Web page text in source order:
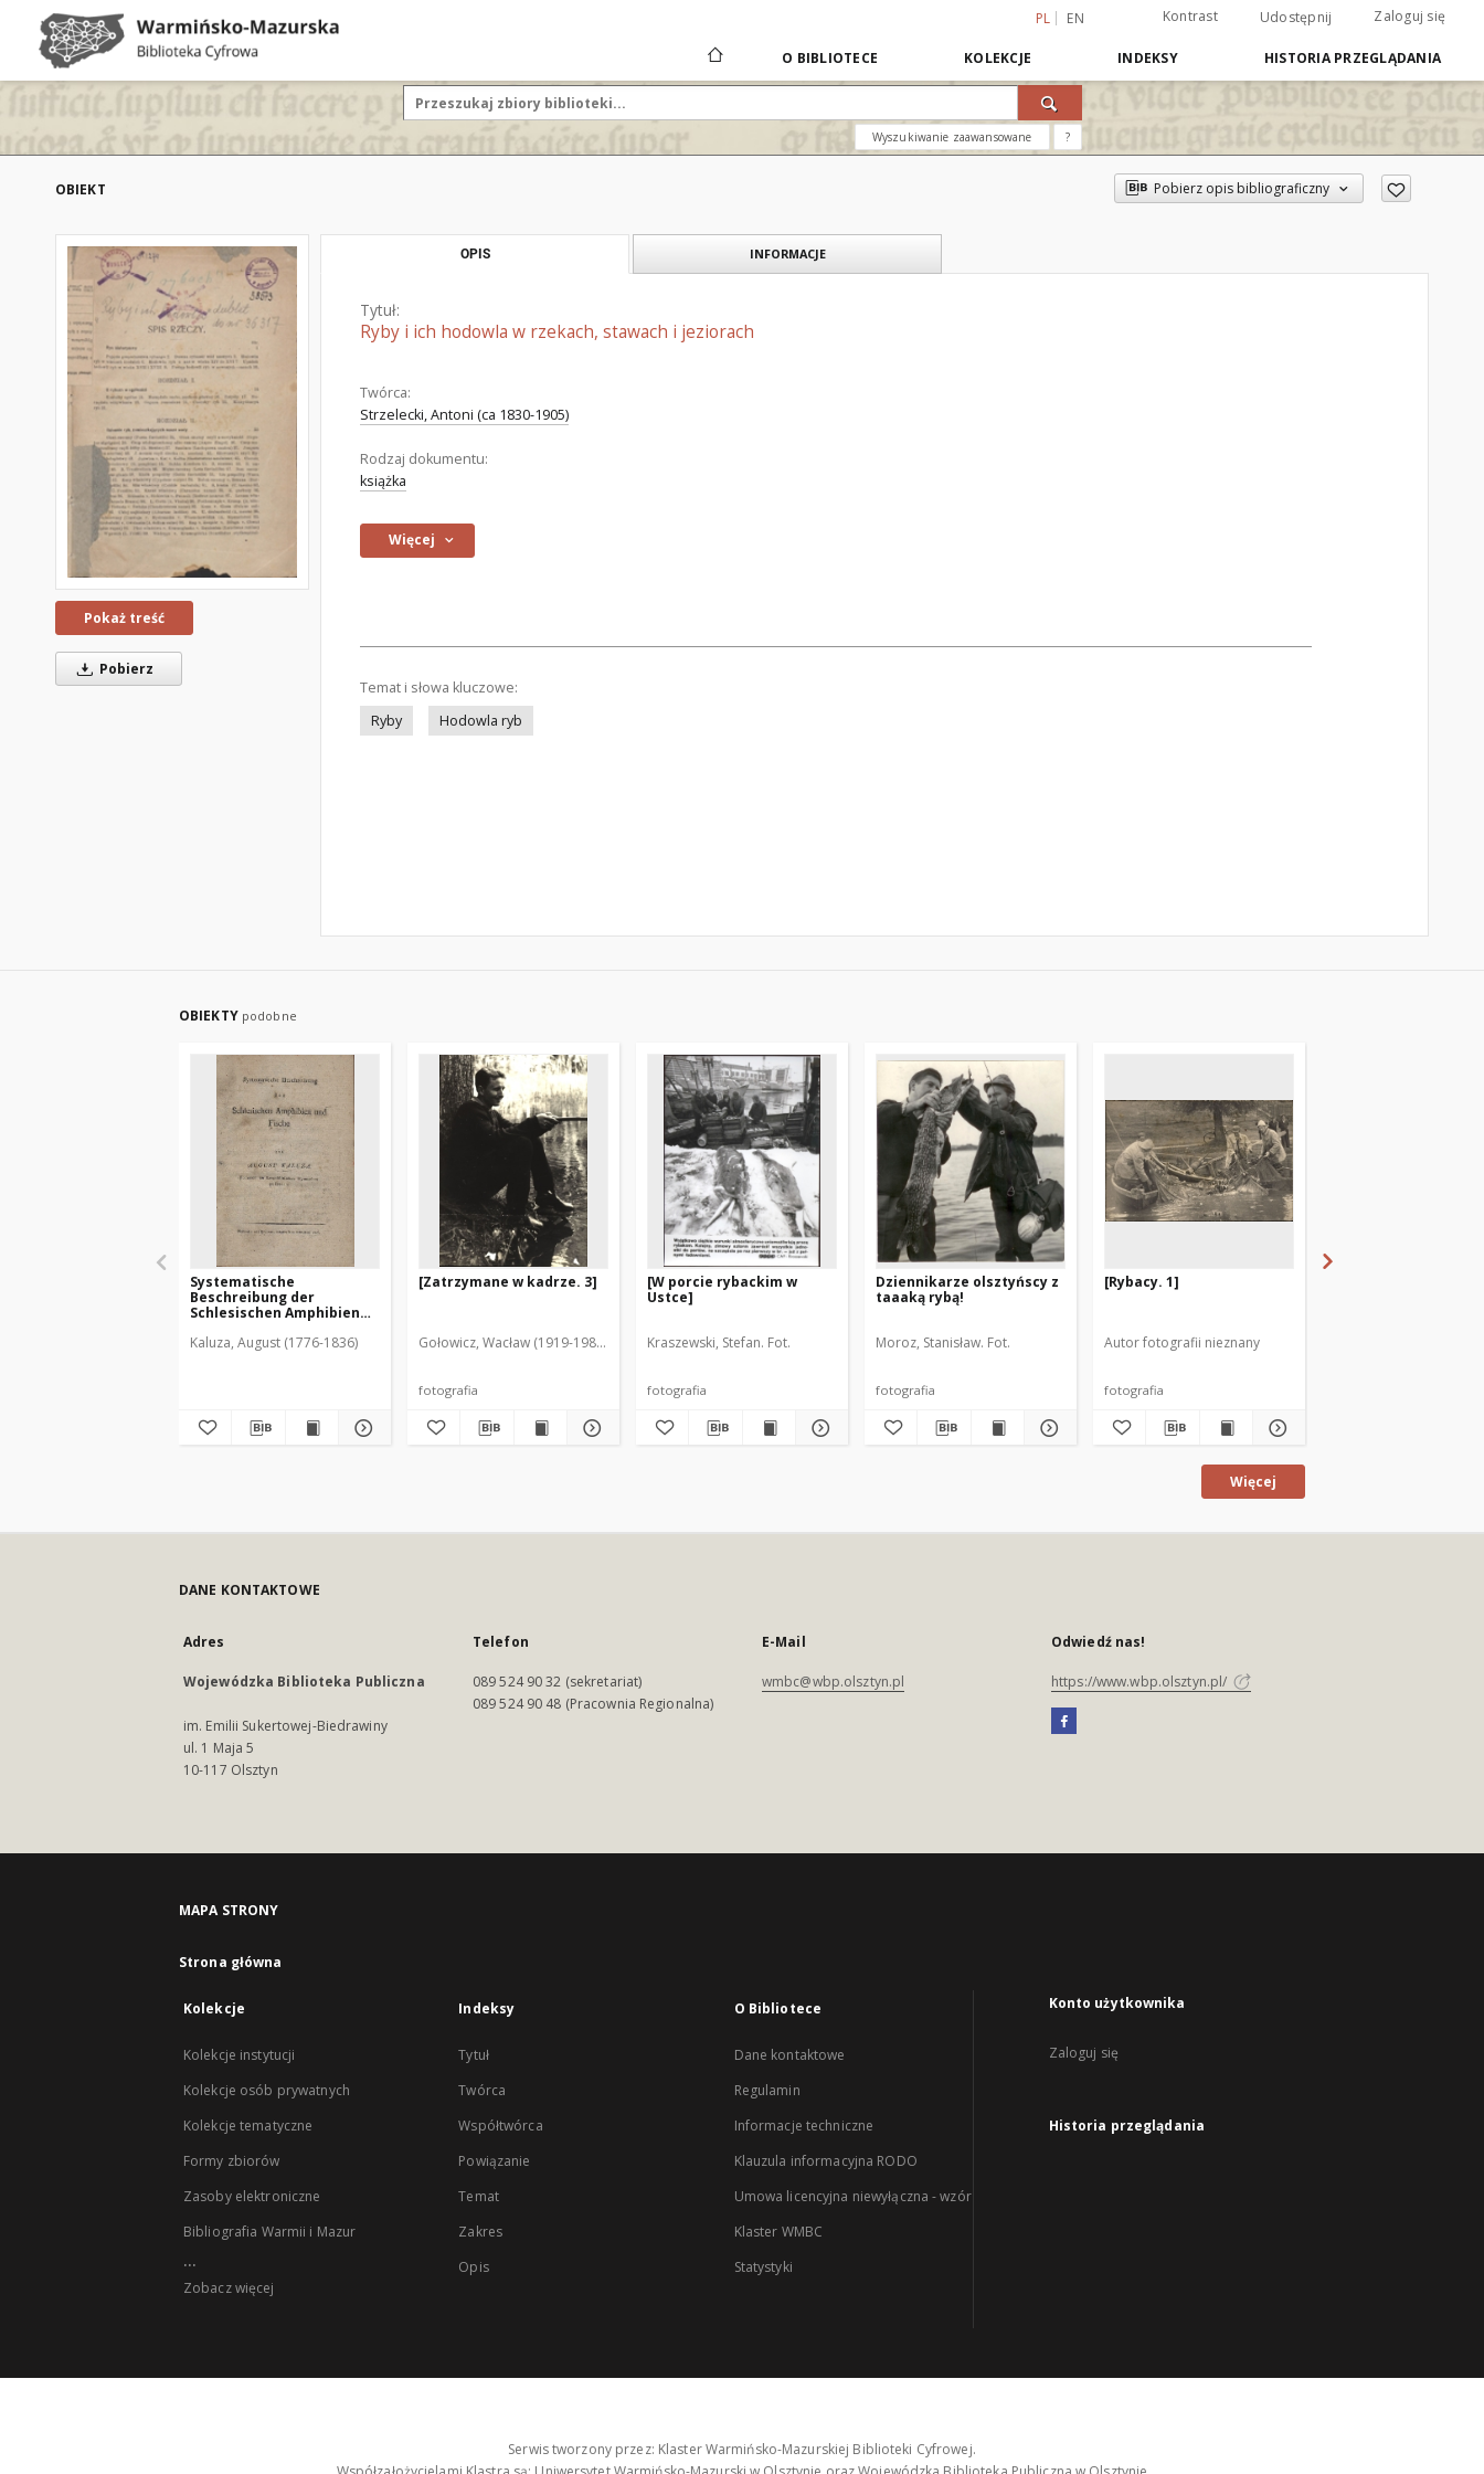
PL EN Kontrast Udostępnij Zaloguj się
O BIBLIOTECE KOLEKCJE INDEKSY HISTORIA PRZEGLĄDANIA
Wyszukiwanie zaawansowane ?
OBIEKT Pobierz opis bibliograficzny
Pokaż treść
Pobierz
OPIS INFORMACJE
Tytuł:
Ryby i ich hodowla w rzekach, stawach i jeziorach
Twórca:
Strzelecki, Antoni (ca 1830-1905)
Rodzaj dokumentu:
książka
Więcej
Temat i słowa kluczowe:
Ryby
Hodowla ryb
OBIEKTY podobne
Systematische
Beschreibung der
Schlesischen Amphibien
Kaluza, August (1776-1836)
[Zatrzymane w kadrze. 3]
Gołowicz, Wacław (1919-1983). Fot.
fotografia
[W porcie rybackim w
Ustce]
Kraszewski, Stefan. Fot.
fotografia
Dziennikarze olsztyńscy z
taaaką rybą!
Moroz, Stanisław. Fot.
fotografia
[Rybacy. 1]
Autor fotografii nieznany
fotografia
Więcej
DANE KONTAKTOWE
Adres
Wojewódzka Biblioteka Publiczna
im. Emilii Sukertowej-Biedrawiny
ul. 1 Maja 5
10-117 Olsztyn
Telefon
089 524 90 32 (sekretariat)
089 524 90 48 (Pracownia Regionalna)
E-Mail
wmbc@wbp.olsztyn.pl
Odwiedź nas!
https://www.wbp.olsztyn.pl/
MAPA STRONY
Strona główna
Kolekcje
Kolekcje instytucji
Kolekcje osób prywatnych
Kolekcje tematyczne
Formy zbiorów
Zasoby elektroniczne
Bibliografia Warmii i Mazur
...
Zobacz więcej
Indeksy
Tytuł
Twórca
Współtwórca
Powiązanie
Temat
Zakres
Opis
O Bibliotece
Dane kontaktowe
Regulamin
Informacje techniczne
Klauzula informacyjna RODO
Umowa licencyjna niewyłączna - wzór
Klaster WMBC
Statystyki
Konto użytkownika
Zaloguj się
Historia przeglądania
Serwis tworzony przez: Klaster Warmińsko-Mazurskiej Biblioteki Cyfrowej.